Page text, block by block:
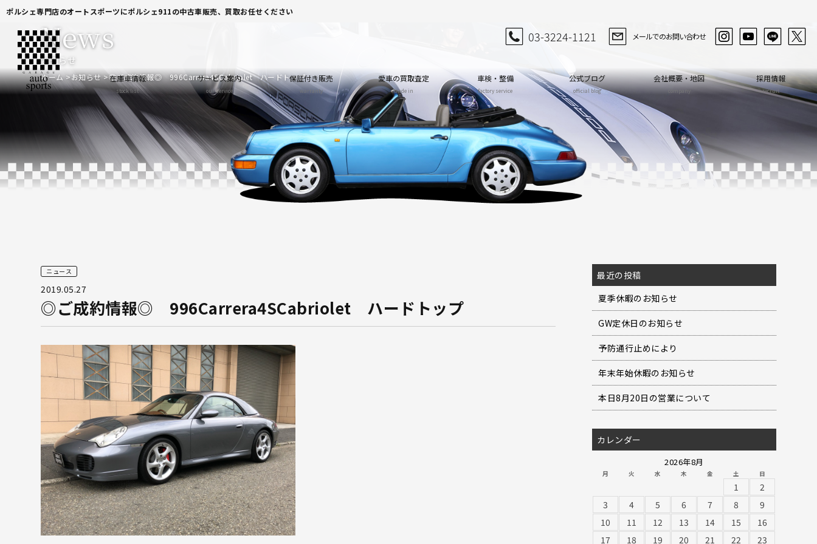
ポルシェ専門店のオートスポーツにポルシェ911の中古車販売、買取お任せください
在庫車情報
stock list
サービス案内
our service
保証付き販売
warranty
愛車の買取査定
trade in
車検・整備
factory service
公式ブログ
official blog
会社概要・地図
company
採用情報
recruit
お知らせ
News
ホーム お知らせ ◎ご成約情報◎ 996Carrera4SCabriolet ハードトップ
ニュース
2019.05.27
◎ご成約情報◎ 996Carrera4SCabriolet ハードトップ
最近の投稿
夏季休暇のお知らせ
GW定休日のお知らせ
予防通行止めにより
年末年始休暇のお知らせ
本日8月20日の営業について
カレンダー
2026年8月
月 火 水 木 金 土 日
1
2
3
4 5 6 7 8
9
10
11 12 13 14 15
16
17
18 19 20 21 22
23
03-3224-1121 メールでのお問い合わせ